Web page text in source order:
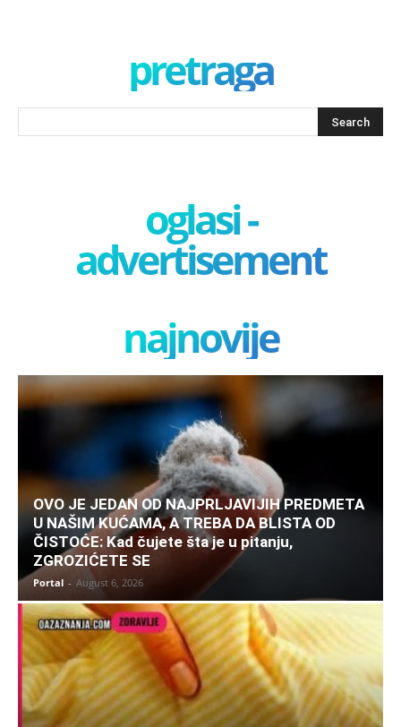
pretraga
oglasi -
advertisement
najnovije
OVO JE JEDAN OD NAJPRLJAVIJIH PREDMETA
U NAŠIM KUĆAMA, A TREBA DA BLISTA OD
ČISTOĆE: Kad čujete šta je u pitanju,
ZGROZIĆETE SE
Portal - August 6, 2026